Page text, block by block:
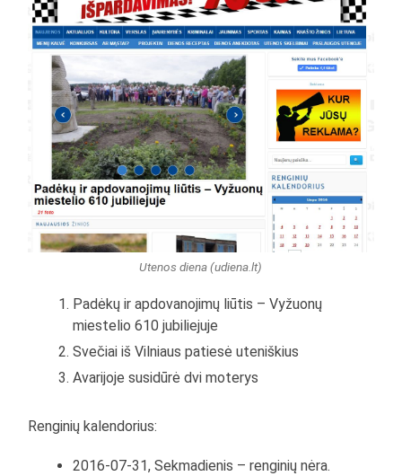
Utenos diena (udiena.lt)
Padėkų ir apdovanojimų liūtis – Vyžuonų
miestelio 610 jubiliejuje
Svečiai iš Vilniaus patiesė uteniškius
Avarijoje susidūrė dvi moterys
Renginių kalendorius:
2016-07-31, Sekmadienis – renginių nėra.